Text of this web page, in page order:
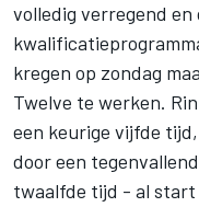
volledig verregend en
kregen op zondag
Twelve te werken.
een keurige vijfde
door een
twaalfde tijd - al start